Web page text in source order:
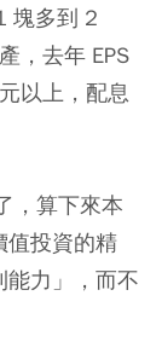
塊多到 2
，去年 EPS
以上，配息
，算下來本
值投資的精
力」，而不